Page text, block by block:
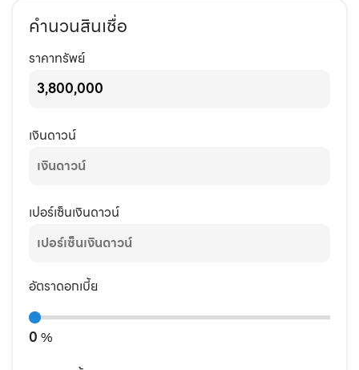
คำนวนสินเชื่อ
ราคาทรัพย์
เงินดาวน์
เปอร์เซ็นเงินดาวน์
อัตราดอกเบี้ย
0 %